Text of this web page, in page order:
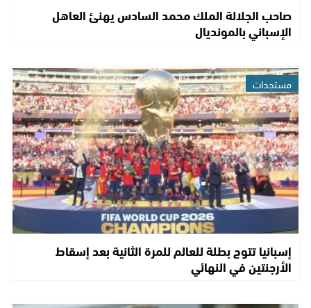
صاحب الجلالة الملك محمد السادس يهنئ العاهل
الإسباني بالمونديال
مستجدات
إسبانيا تتوج بطلة للعالم للمرة الثانية بعد إسقاط
الأرجنتين في النهائي